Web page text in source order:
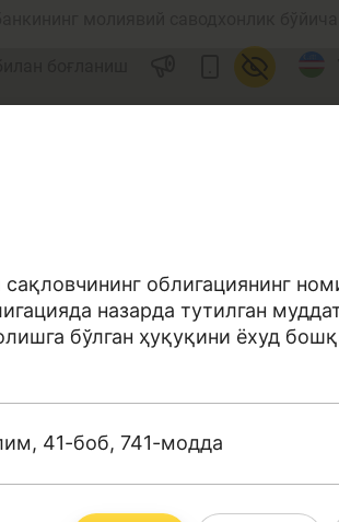
Ислом молияси
Бюджет
облигациянинг
назарда тутилган
бўлган ҳуқуқини ёхуд
41-боб, 741-модда